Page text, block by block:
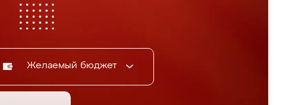
Желаемый бюджет